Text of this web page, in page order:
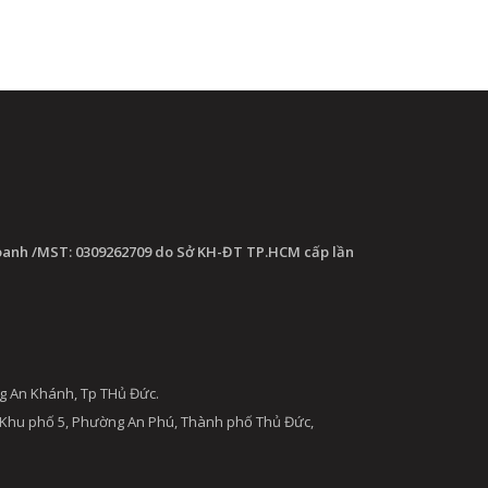
/MST: 0309262709 do Sở KH-ĐT TP.HCM cấp lần
An Khánh, Tp THủ Đức.
phố 5, Phường An Phú, Thành phố Thủ Đức,